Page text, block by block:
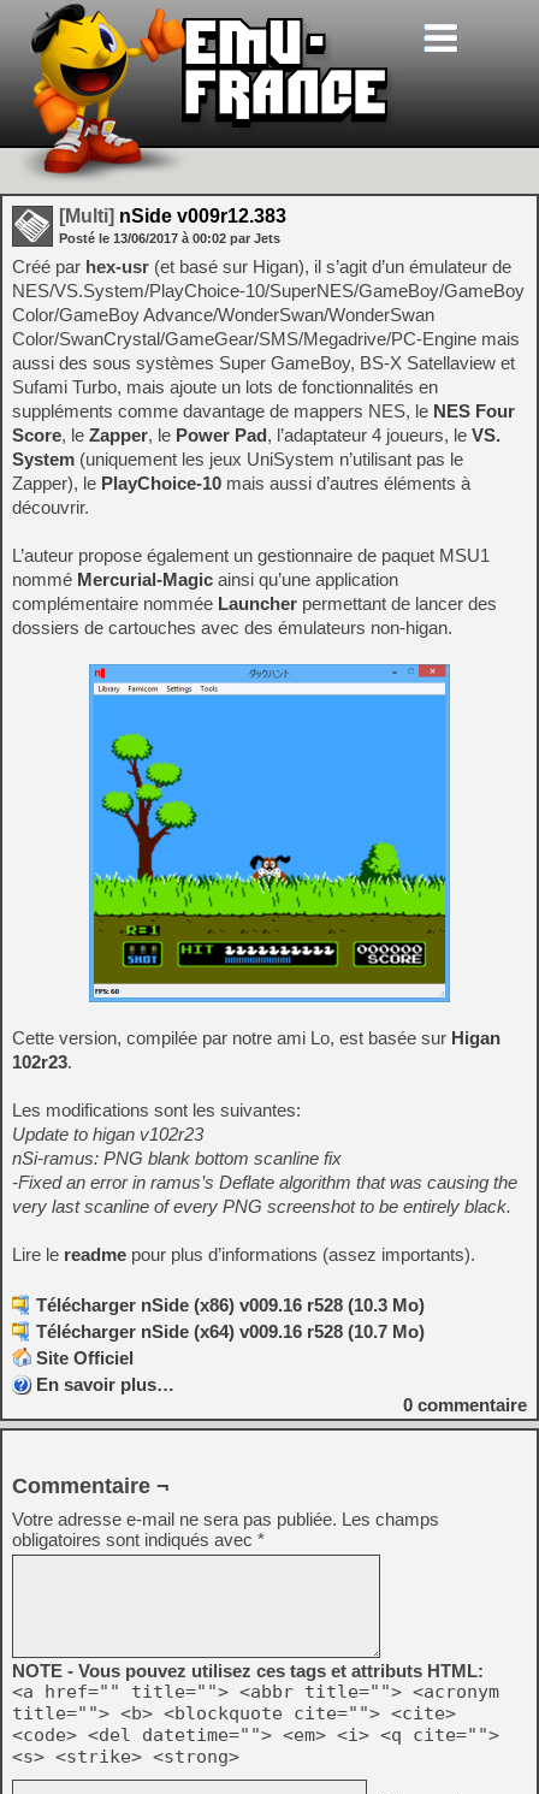
[Multi] nSide v009r12.383
Posté le 13/06/2017 à 00:02 par Jets
Créé par hex-usr (et basé sur Higan), il s’agit d’un émulateur de
NES/VS.System/PlayChoice-10/SuperNES/GameBoy/GameBoy
Color/GameBoy Advance/WonderSwan/WonderSwan
Color/SwanCrystal/GameGear/SMS/Megadrive/PC-Engine mais
aussi des sous systèmes Super GameBoy, BS-X Satellaview et
Sufami Turbo, mais ajoute un lots de fonctionnalités en
suppléments comme davantage de mappers NES, le NES Four
Score, le Zapper, le Power Pad, l’adaptateur 4 joueurs, le VS.
System (uniquement les jeux UniSystem n’utilisant pas le
Zapper), le PlayChoice-10 mais aussi d’autres éléments à
découvrir.
L’auteur propose également un gestionnaire de paquet MSU1
nommé Mercurial-Magic ainsi qu’une application
complémentaire nommée Launcher permettant de lancer des
dossiers de cartouches avec des émulateurs non-higan.
Cette version, compilée par notre ami Lo, est basée sur Higan
102r23.
Les modifications sont les suivantes:
Update to higan v102r23
nSi-ramus: PNG blank bottom scanline fix
-Fixed an error in ramus’s Deflate algorithm that was causing the
very last scanline of every PNG screenshot to be entirely black.
Lire le readme pour plus d’informations (assez importants).
Télécharger nSide (x86) v009.16 r528 (10.3 Mo)
Télécharger nSide (x64) v009.16 r528 (10.7 Mo)
Site Officiel
En savoir plus…
0 commentaire
Commentaire ¬
Votre adresse e-mail ne sera pas publiée. Les champs
obligatoires sont indiqués avec *
NOTE - Vous pouvez utilisez ces tags et attributs HTML:
<a href="" title=""> <abbr title=""> <acronym
title=""> <b> <blockquote cite=""> <cite>
<code> <del datetime=""> <em> <i> <q cite="">
<s> <strike> <strong>